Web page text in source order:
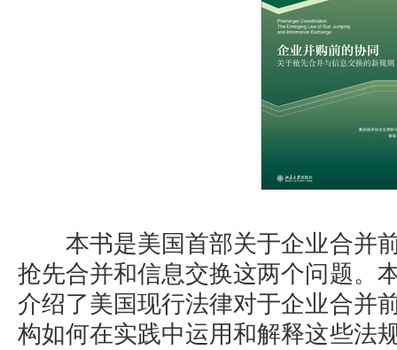
本书是美国首部关于企业合并
抢先合并和信息交换这两个问题。
介绍了美国现行法律对于企业合并
构如何在实践中运用和解释这些法